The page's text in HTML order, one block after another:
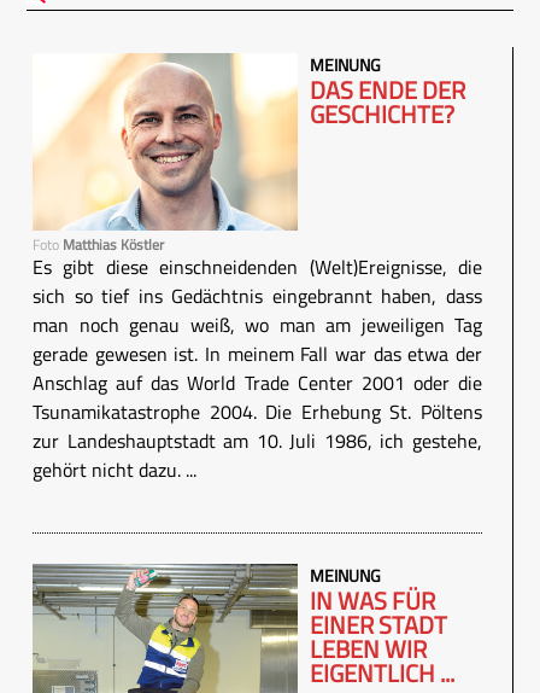
Foto Matthias Köstler
MEINUNG
DAS ENDE DER
GESCHICHTE?
Es gibt diese einschneidenden (Welt)Ereignisse, die
sich so tief ins Gedächtnis eingebrannt haben, dass
man noch genau weiß, wo man am jeweiligen Tag
gerade gewesen ist. In meinem Fall war das etwa der
Anschlag auf das World Trade Center 2001 oder die
Tsunamikatastrophe 2004. Die Erhebung St. Pöltens
zur Landeshauptstadt am 10. Juli 1986, ich gestehe,
gehört nicht dazu. ...
MEINUNG
IN WAS FÜR
EINER STADT
LEBEN WIR
EIGENTLICH ...